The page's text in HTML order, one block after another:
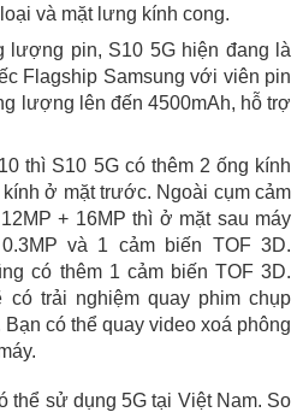
và mặt lưng kính cong.
lượng pin, S10 5G hiện đang là
Flagship Samsung với viên pin
lượng lên đến 4500mAh, hỗ trợ
thì S10 5G có thêm 2 ống kính
ở mặt trước. Ngoài cụm cảm
+ 16MP thì ở mặt sau máy
và 1 cảm biến TOF 3D.
có thêm 1 cảm biến TOF 3D.
trải nghiệm quay phim chụp
Bạn có thể quay video xoá phông
thể sử dụng 5G tại Việt Nam. So